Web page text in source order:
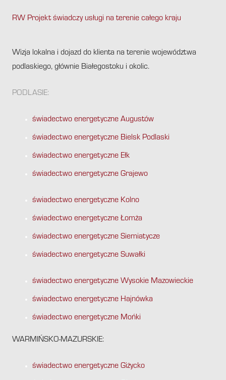
RW Projekt świadczy usługi na terenie całego kraju
Wizja lokalna i dojazd do klienta na terenie województwa
podlaskiego, głównie Białegostoku i okolic.
PODLASIE:
świadectwo energetyczne Augustów
świadectwo energetyczne Bielsk Podlaski
świadectwo energetyczne Ełk
świadectwo energetyczne Grajewo
świadectwo energetyczne Kolno
świadectwo energetyczne Łomża
świadectwo energetyczne Siemiatycze
świadectwo energetyczne Suwałki
świadectwo energetyczne Wysokie Mazowieckie
świadectwo energetyczne Hajnówka
świadectwo energetyczne Mońki
WARMIŃSKO-MAZURSKIE:
świadectwo energetyczne Giżycko